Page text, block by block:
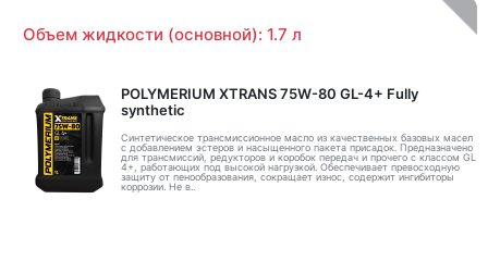
Объем жидкости (основной): 1.7 л
POLYMERIUM XTRANS 75W-80 GL-4+ Fully
synthetic
Синтетическое трансмиссионное масло из качественных базовых масел
с добавлением эстеров и насыщенного пакета присадок. Предназначено
для трансмиссий, редукторов и коробок передач и прочего с классом GL
4+, работающих под высокой нагрузкой. Обеспечивает превосходную
защиту от пенообразования, сокращает износ, содержит ингибиторы
коррозии. Не в..